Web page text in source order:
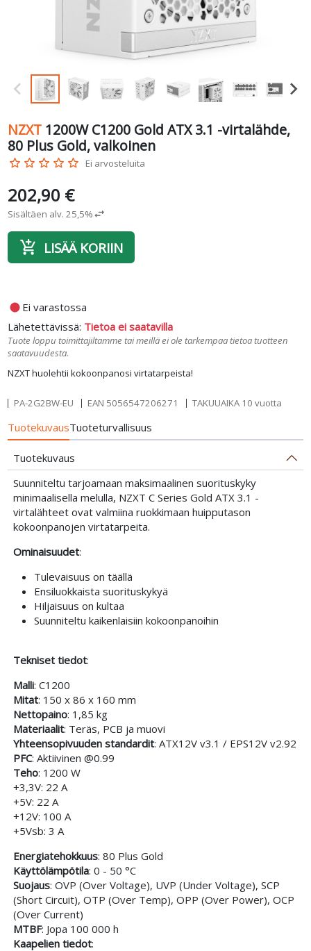
NZXT 1200W C1200 Gold ATX 3.1 -virtalähde,
80 Plus Gold, valkoinen
star_border star_border star_border star_border star_border Ei arvosteluita
NZXT huolehtii kokoonpanosi virtatarpeista!
202,90 €
Sisältäen alv. 25,5%swap_horiz
add_shopping_cart LISÄÄ KORIIN
fiber_manual_record Ei varastossa
Lähetettävissä: Tietoa ei saatavilla
Tuote loppu toimittajiltamme tai meillä ei ole tarkempaa tietoa tuotteen
saatavuudesta.
PA-2G2BW-EU EAN 5056547206271 TAKUUAIKA 10 vuotta
TuotekuvausTuoteturvallisuus
Tuotekuvaus
Suunniteltu tarjoamaan maksimaalinen suorituskyky
minimaalisella melulla, NZXT C Series Gold ATX 3.1 -
virtalähteet ovat valmiina ruokkimaan huipputason
kokoonpanojen virtatarpeita.
Ominaisuudet:
Tulevaisuus on täällä
Ensiluokkaista suorituskykyä
Hiljaisuus on kultaa
Suunniteltu kaikenlaisiin kokoonpanoihin
Tekniset tiedot:
Malli: C1200
Mitat: 150 x 86 x 160 mm
Nettopaino: 1,85 kg
Materiaalit: Teräs, PCB ja muovi
Yhteensopivuuden standardit: ATX12V v3.1 / EPS12V v2.92
PFC: Aktiivinen @0.99
Teho: 1200 W
+3,3V: 22 A
+5V: 22 A
+12V: 100 A
+5Vsb: 3 A
Energiatehokkuus: 80 Plus Gold
Käyttölämpötila: 0 - 50 °C
Suojaus: OVP (Over Voltage), UVP (Under Voltage), SCP
(Short Circuit), OTP (Over Temp), OPP (Over Power), OCP
(Over Current)
MTBF: Jopa 100 000 h
Kaapelien tiedot: